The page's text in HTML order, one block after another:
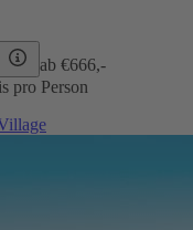
ab €666,-
pro Person